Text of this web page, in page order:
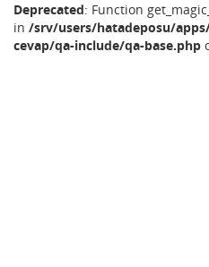
Deprecated: Function
in /srv/users/hatadeposu/
cevap/qa-include/qa-base.php